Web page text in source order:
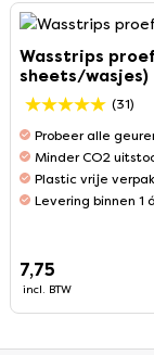
Wasstrips
sheets/wasjes)
(31)
Probeer alle
Minder CO2
Plastic vrije
Levering binnen 1
7,75
incl. BTW